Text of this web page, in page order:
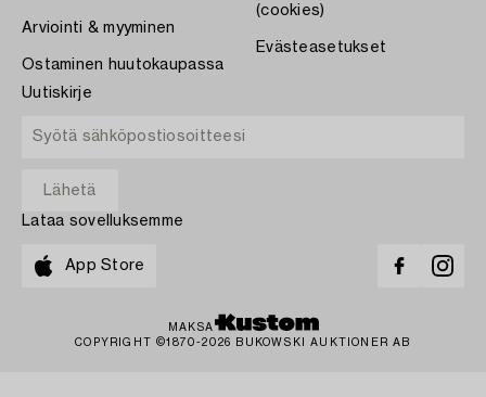
Arviointi & myyminen
Ostaminen huutokaupassa
(cookies)
Evästeasetukset
Uutiskirje
Lataa sovelluksemme
App Store
MAKSA
COPYRIGHT ©1870-2026 BUKOWSKI AUKTIONER AB